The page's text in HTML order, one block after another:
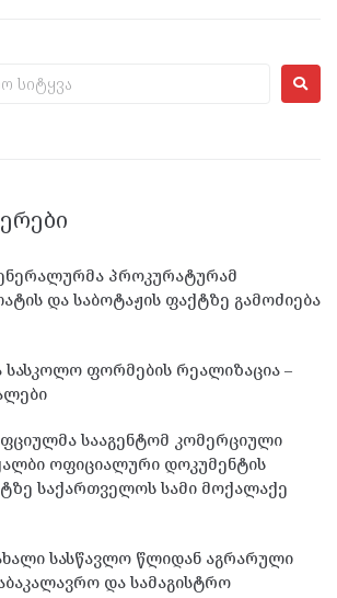
პროკურატურამ
და საბოტაჟის ფაქტზე გამოძიება
სასკოლო ფორმების რეალიზაცია –
სააგენტომ კომერციული
ოფიციალური დოკუმენტის
საქართველოს სამი მოქალაქე
ახალი სასწავლო წლიდან აგრარული
და სამაგისტრო